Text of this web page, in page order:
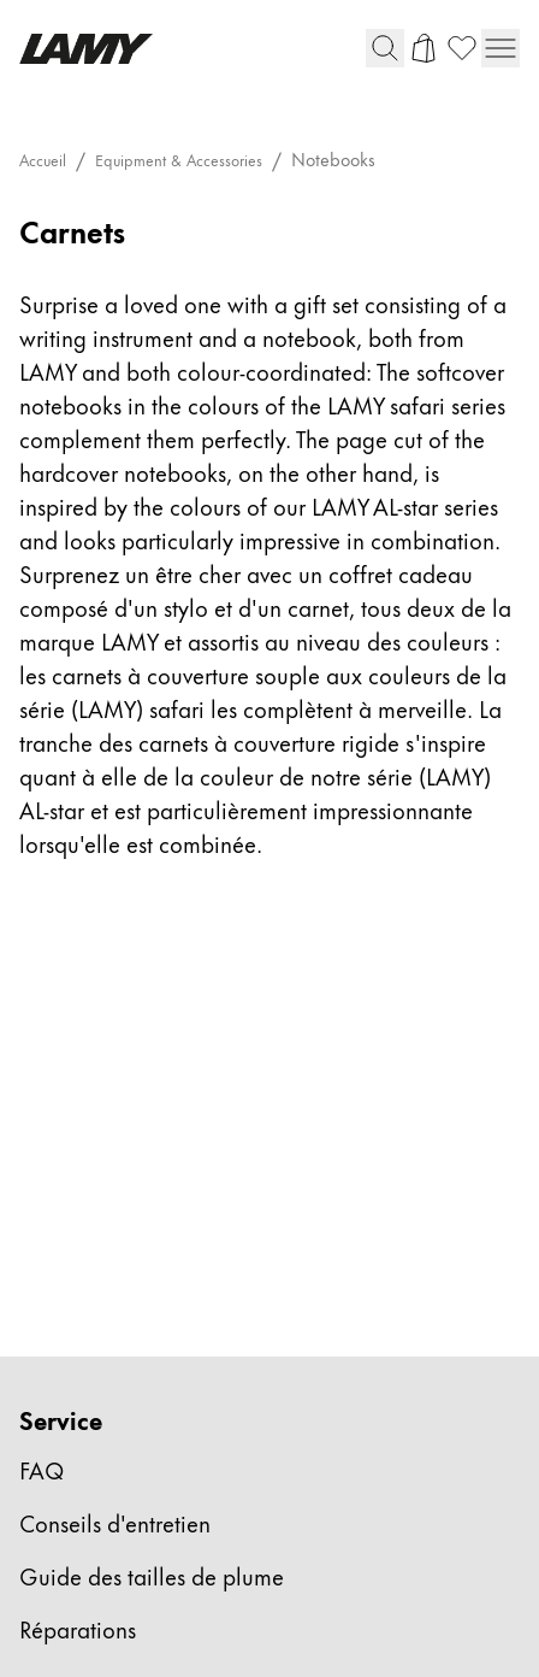
Stylo-bille
Stylo à pression/à vis
Stylo multi-système
Digital Writing
Pour Android
Peinture et Dessiner
Aquarelle
Crayons de couleur
Accessoires
Black Magic Edition
Accessoires et pièces de rechange
Recharges
Inspiration
LAMY Community
LAMY x Kunstpalast
Écriture créative
LAMY dialog urushi
Accueil Equipment & Accessories Notebooks
Notebooks
Carnets
Surprise a loved one with a gift set consisting of a
writing instrument and a notebook, both from
LAMY and both colour-coordinated: The softcover
notebooks in the colours of the LAMY safari series
complement them perfectly. The page cut of the
hardcover notebooks, on the other hand, is
inspired by the colours of our LAMY AL-star series
and looks particularly impressive in combination.
Surprenez un être cher avec un coffret cadeau
composé d'un stylo et d'un carnet, tous deux de la
marque LAMY et assortis au niveau des couleurs :
les carnets à couverture souple aux couleurs de la
série (LAMY) safari les complètent à merveille. La
tranche des carnets à couverture rigide s'inspire
quant à elle de la couleur de notre série (LAMY)
AL-star et est particulièrement impressionnante
lorsqu'elle est combinée.
Service
FAQ
Conseils d'entretien
Guide des tailles de plume
Réparations